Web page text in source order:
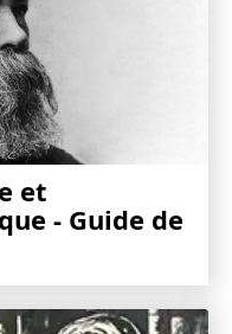
et
- Guide de